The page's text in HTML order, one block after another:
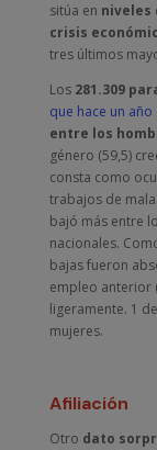
sitúa en niveles
crisis
tres últimos
Los 281.309
que hace un año
entre los
género (59,5)
consta como
trabajos de
bajó más entre
nacionales.
bajas fueron
empleo anterior
ligeramente. 1
mujeres.
Afiliación
Otro dato